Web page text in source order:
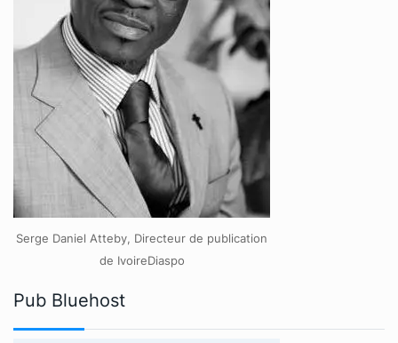
Serge Daniel Atteby, Directeur de publication
de IvoireDiaspo
Pub Bluehost